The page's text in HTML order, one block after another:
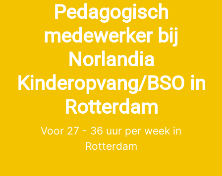
Pedagogisch
medewerker bij
Norlandia
Kinderopvang/BSO in
Rotterdam
Voor 27 - 36 uur per week in
Rotterdam